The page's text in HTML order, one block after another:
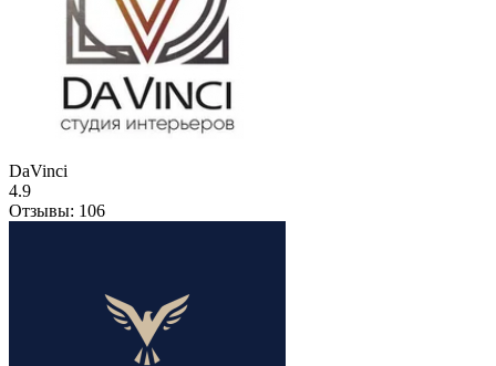
DaVinci
4.9
Отзывы: 106